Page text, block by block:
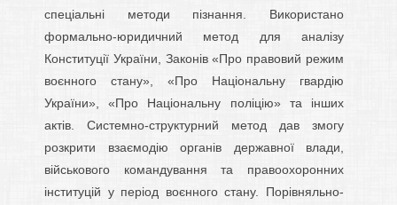
спеціальні методи пізнання. Використано
формально-юридичний метод для аналізу
Конституції України, Законів «Про правовий режим
воєнного стану», «Про Національну гвардію
України», «Про Національну поліцію» та інших
актів. Системно-структурний метод дав змогу
розкрити взаємодію органів державної влади,
військового командування та правоохоронних
інституцій у період воєнного стану. Порівняльно-